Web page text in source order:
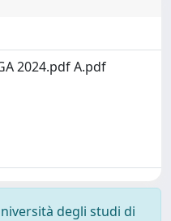
2024.pdf A.pdf
degli studi di